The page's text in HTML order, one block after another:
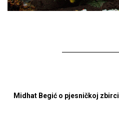
Midhat Begić o pjesničkoj zbirci